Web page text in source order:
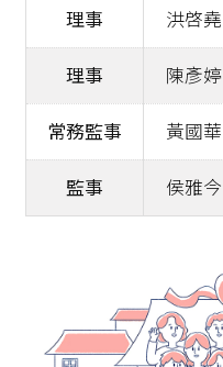
理事 洪啓堯
理事 陳彥婷
常務監事 黃國華
監事 侯雅今